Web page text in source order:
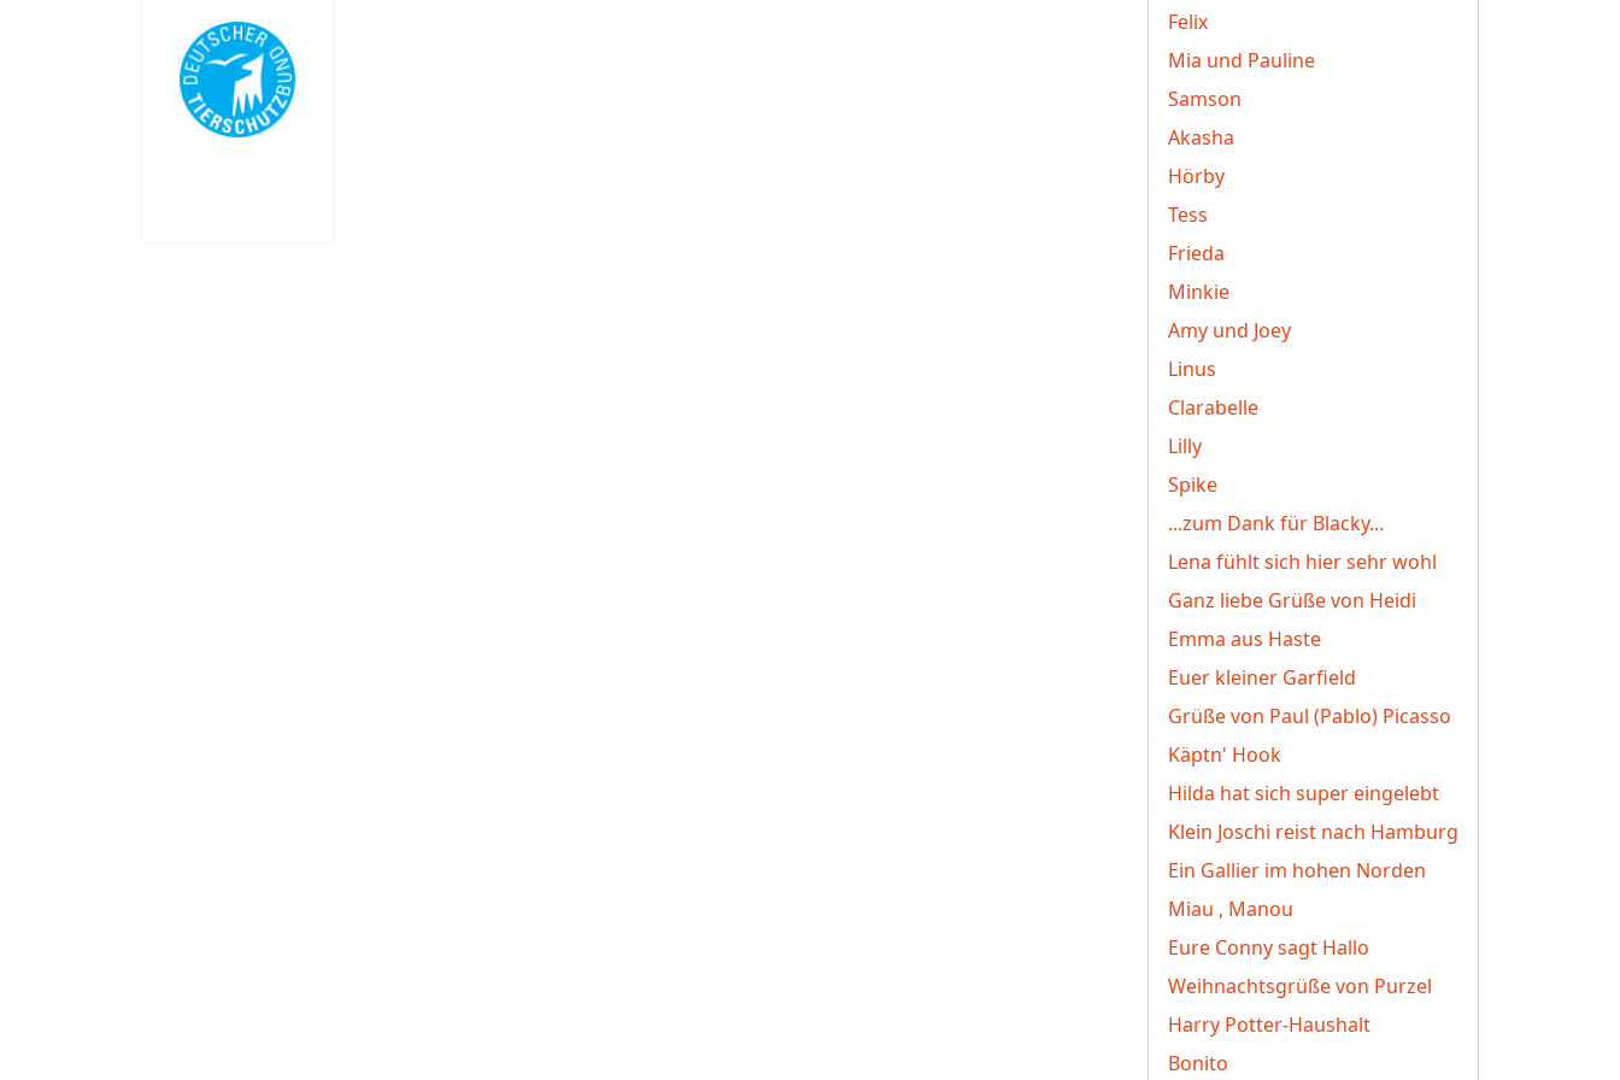
Felix
Mia und Pauline
Samson
Akasha
Hörby
Tess
Frieda
Minkie
Amy und Joey
Linus
Clarabelle
Lilly
Spike
...zum Dank für Blacky...
Lena fühlt sich hier sehr wohl
Ganz liebe Grüße von Heidi
Emma aus Haste
Euer kleiner Garfield
Grüße von Paul (Pablo) Picasso
Käptn' Hook
Hilda hat sich super eingelebt
Klein Joschi reist nach Hamburg
Ein Gallier im hohen Norden
Miau , Manou
Eure Conny sagt Hallo
Weihnachtsgrüße von Purzel
Harry Potter-Haushalt
Bonito